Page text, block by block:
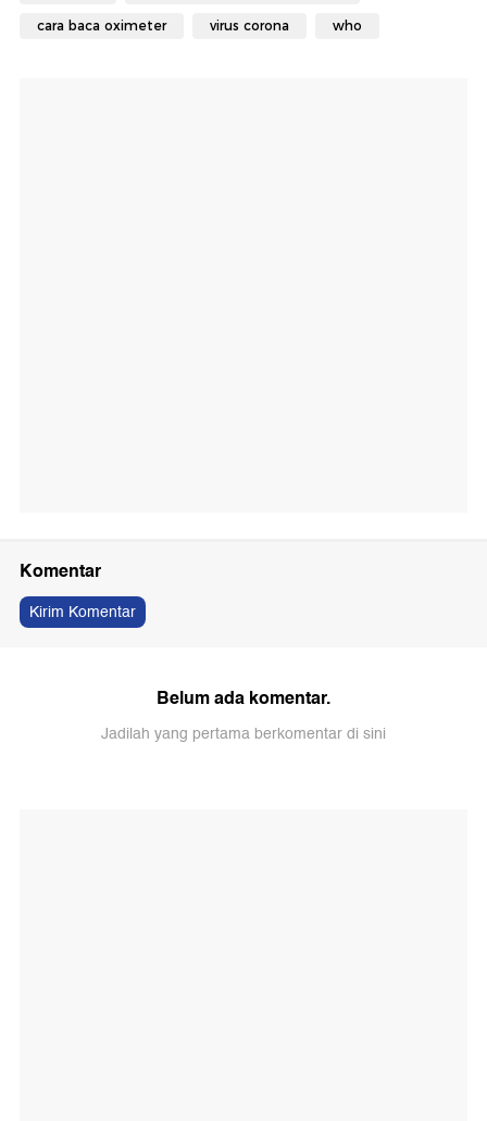
cara baca oximeter virus corona who
Komentar
Kirim Komentar
Belum ada komentar.
Jadilah yang pertama berkomentar di sini